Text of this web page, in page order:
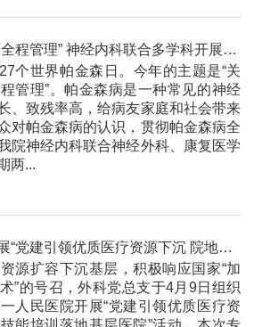
“关注心理健康，全面全程管理” 神经内科联合多学科开展世界帕金森病日关爱活动
个世界帕金森日。今年的主题是“关
管理”。帕金森病是一种常见的神经
、致残率高，给病友家庭和社会带来
对帕金森病的认识，贯彻帕金森病全
院神经内科联合神经外科、康复医学
两...
外科党总支赴资阳开展“党建引领优质医疗资源下沉 院地合作优势技能培训落地基层医院”活动
源扩容下沉基层，积极响应国家“加
”的号召，外科党总支于4月9日组织
人民医院开展“党建引领优质医疗资